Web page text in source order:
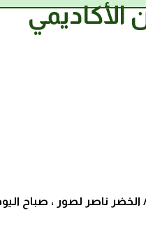
الأكاديمي